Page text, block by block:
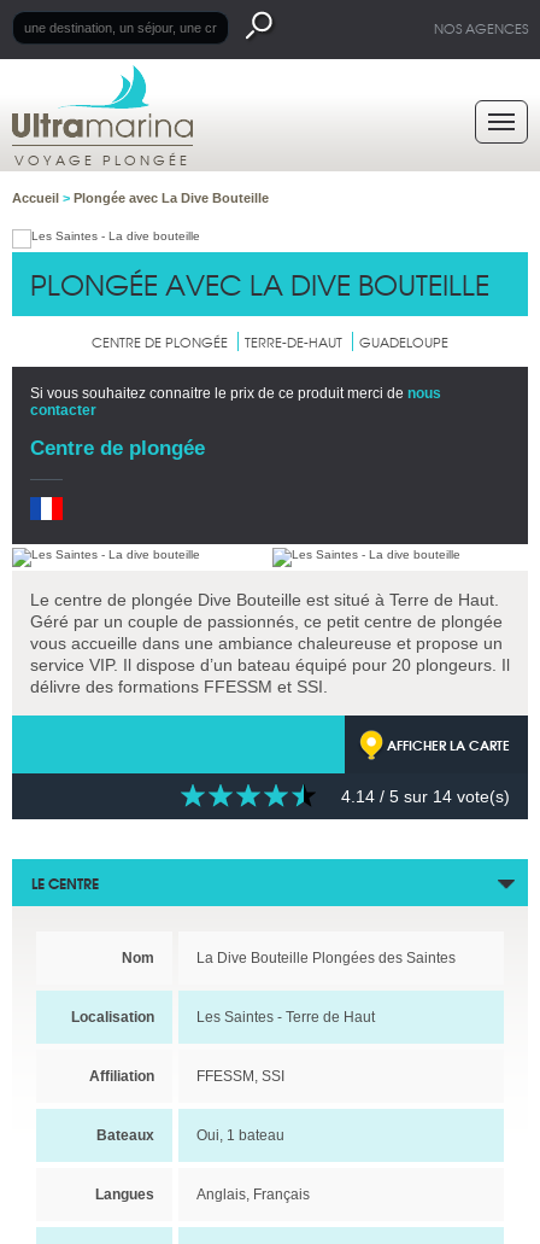
NOS AGENCES
VOYAGE PLONGÉE
Accueil > Plongée avec La Dive Bouteille
PLONGÉE AVEC LA DIVE BOUTEILLE
CENTRE DE PLONGÉE TERRE-DE-HAUT GUADELOUPE
Si vous souhaitez connaitre le prix de ce produit merci de nous
contacter
Centre de plongée
Le centre de plongée Dive Bouteille est situé à Terre de Haut.
Géré par un couple de passionnés, ce petit centre de plongée
vous accueille dans une ambiance chaleureuse et propose un
service VIP. Il dispose d’un bateau équipé pour 20 plongeurs. Il
délivre des formations FFESSM et SSI.
AFFICHER LA CARTE
4.14 / 5 sur 14 vote(s)
LE CENTRE
Nom La Dive Bouteille Plongées des Saintes
Localisation Les Saintes - Terre de Haut
Affiliation FFESSM, SSI
Bateaux Oui, 1 bateau
Langues Anglais, Français